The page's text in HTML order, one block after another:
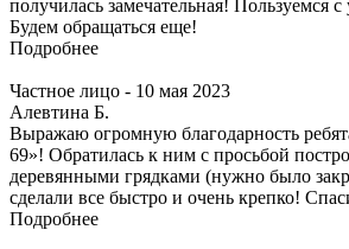
получилась замечательная! Пользуемся с
Будем обращаться еще!
Подробнее
Частное лицо - 10 мая 2023
Алевтина Б.
Выражаю огромную благодарность
69»! Обратилась к ним с просьбой
деревянными грядками (нужно было
сделали все быстро и очень крепко!
Подробнее